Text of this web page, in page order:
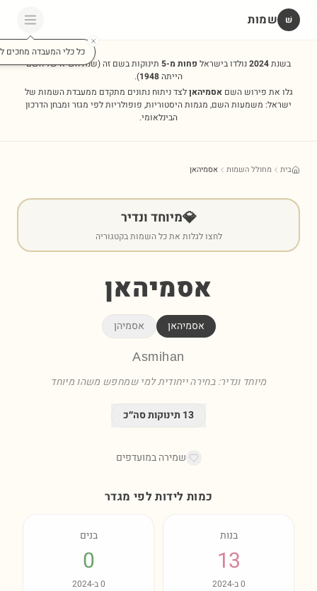
שׁ שמות
כל כלי המעבדה מחכים
בשנת2024נולדו בישראל פחות מ-5 תינוקות בשם זה(שנת השיא של השם
הייתה1948
).
גלו את פירוש השםאסמיהאןלצד ניתוח נתונים מתקדם ממעבדת השמות של
ישראל: משמעות השם, מגמות היסטוריות, פופולריות לפי מגזר ומבחן הדרכון
הבינלאומי.
בית מחולל השמות אסמיהאן
💎מיוחד ונדיר
לחצו לגלות את כל השמות בקטגוריה
אסמיהאן
אסמיהאן אסמיהן
Asmihan
מיוחד ונדיר: בחירה ייחודית למי שמחפש משהו מיוחד
13 תינוקות סה״כ
שמירה במועדפים
כמות לידות לפי מגדר
בנות
13
0ב-2024
בנים
0
0ב-2024